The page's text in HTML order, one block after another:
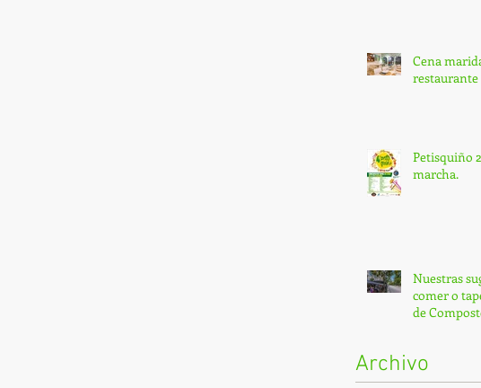
Cena
Petisquiño
marcha.
Nuestras
comer o
de
Archivo